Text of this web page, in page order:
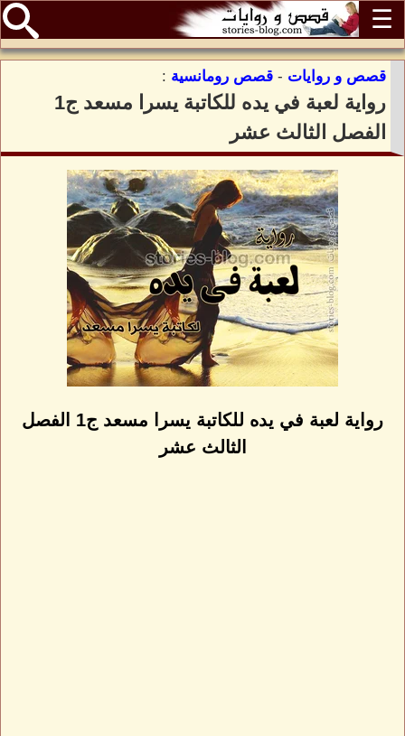
☰
قصص و روايات - قصص رومانسية :
رواية لعبة في يده للكاتبة يسرا مسعد ج1
الفصل الثالث عشر
رواية لعبة في يده للكاتبة يسرا مسعد ج1 الفصل
الثالث عشر